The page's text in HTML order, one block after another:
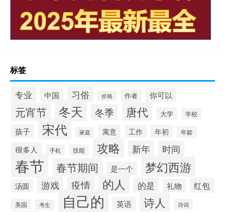
标签
专业 中国 习俗 价格 作者 你可以
元宵节 冬天 冬季 唐代 大学 学校
孩子 宋代 家庭 寓意 工作 年初 年龄
很多人 手机 技能 攻略 新年 时间
春节 春节期间 是一个 梦幻西游
汤圆 游戏 疫情 的人 的是 礼物 红包
美国 考生 自己的 英语 诗人 诗词